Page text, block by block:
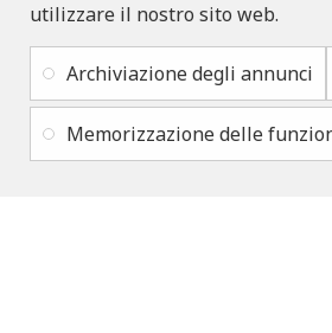
utilizzare il nostro sito web.
Archiviazione degli annunci
Memorizzazione delle